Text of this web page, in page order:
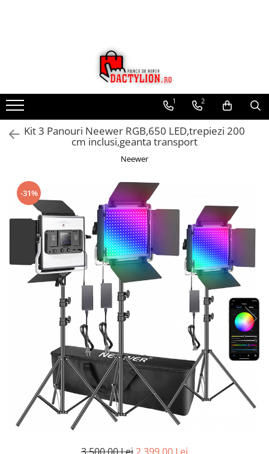
1 2
Kit 3 Panouri Neewer RGB,650 LED,trepiezi 200
cm inclusi,geanta transport
Neewer
-31%